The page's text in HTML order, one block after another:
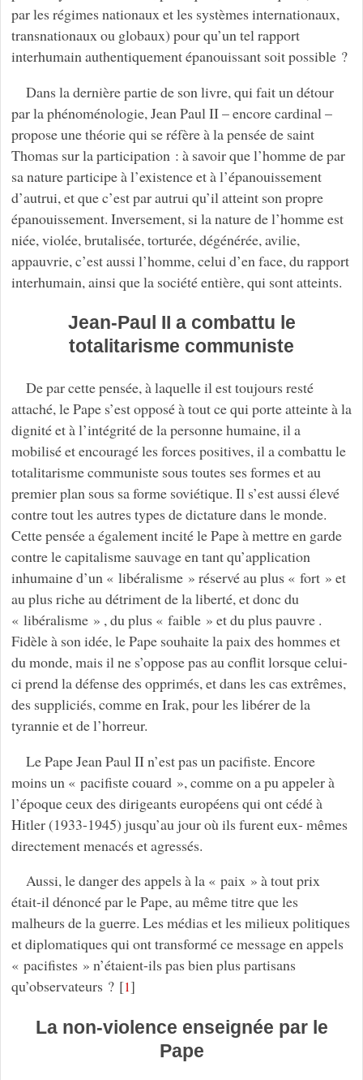
par les régimes nationaux et les systèmes internationaux,
transnationaux ou globaux) pour qu’un tel rapport
interhumain authentiquement épanouissant soit possible ?
Dans la dernière partie de son livre, qui fait un détour
par la phénoménologie, Jean Paul II – encore cardinal –
propose une théorie qui se réfère à la pensée de saint
Thomas sur la participation : à savoir que l’homme de par
sa nature participe à l’existence et à l’épanouissement
d’autrui, et que c’est par autrui qu’il atteint son propre
épanouissement. Inversement, si la nature de l’homme est
niée, violée, brutalisée, torturée, dégénérée, avilie,
appauvrie, c’est aussi l’homme, celui d’en face, du rapport
interhumain, ainsi que la société entière, qui sont atteints.
Jean-Paul II a combattu le
totalitarisme communiste
De par cette pensée, à laquelle il est toujours resté
attaché, le Pape s’est opposé à tout ce qui porte atteinte à la
dignité et à l’intégrité de la personne humaine, il a
mobilisé et encouragé les forces positives, il a combattu le
totalitarisme communiste sous toutes ses formes et au
premier plan sous sa forme soviétique. Il s’est aussi élevé
contre tout les autres types de dictature dans le monde.
Cette pensée a également incité le Pape à mettre en garde
contre le capitalisme sauvage en tant qu’application
inhumaine d’un « libéralisme » réservé au plus « fort » et
au plus riche au détriment de la liberté, et donc du
« libéralisme » , du plus « faible » et du plus pauvre .
Fidèle à son idée, le Pape souhaite la paix des hommes et
du monde, mais il ne s’oppose pas au conflit lorsque celui-
ci prend la défense des opprimés, et dans les cas extrêmes,
des suppliciés, comme en Irak, pour les libérer de la
tyrannie et de l’horreur.
Le Pape Jean Paul II n’est pas un pacifiste. Encore
moins un « pacifiste couard », comme on a pu appeler à
l’époque ceux des dirigeants européens qui ont cédé à
Hitler (1933-1945) jusqu’au jour où ils furent eux- mêmes
directement menacés et agressés.
Aussi, le danger des appels à la « paix » à tout prix
était-il dénoncé par le Pape, au même titre que les
malheurs de la guerre. Les médias et les milieux politiques
et diplomatiques qui ont transformé ce message en appels
« pacifistes » n’étaient-ils pas bien plus partisans
qu’observateurs ?[1]
La non-violence enseignée par le
Pape